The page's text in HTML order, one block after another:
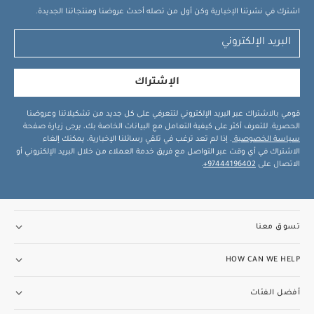
اشترك في نشرتنا الإخبارية وكن أول من تصله أحدث عروضنا ومنتجاتنا الجديدة.
الإشتراك
قومي بالاشتراك عبر البريد الإلكتروني لتتعرفي على كل جديد من تشكيلاتنا وعروضنا
الحصرية. للتعرف أكثر على كيفية التعامل مع البيانات الخاصة بك، يرجى زيارة صفحة
سياسة الخصوصية . إذا لم تعد ترغب في تلقي رسائلنا الإخبارية، يمكنك إلغاء
الاشتراك في أي وقت عبر التواصل مع فريق خدمة العملاء من خلال البريد الإلكتروني أو
الاتصال على 97444196402+
.
تسوق معنا
HOW CAN WE HELP
أفضل الفئات